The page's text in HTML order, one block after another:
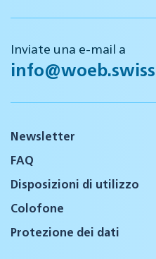
Inviate una e-mail a
info@woeb.swiss
Newsletter
FAQ
Disposizioni di utilizzo
Colofone
Protezione dei dati